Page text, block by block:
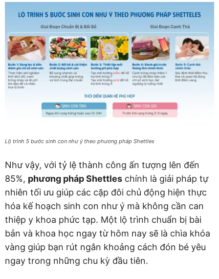
Lộ trình 5 bước sinh con như ý theo phương pháp Shettles
Như vậy, với tỷ lệ thành công ấn tượng lên đến
85%, phương pháp Shettles chính là giải pháp tự
nhiên tối ưu giúp các cặp đôi chủ động hiện thực
hóa kế hoạch sinh con như ý mà không cần can
thiệp y khoa phức tạp. Một lộ trình chuẩn bị bài
bản và khoa học ngay từ hôm nay sẽ là chìa khóa
vàng giúp bạn rút ngắn khoảng cách đón bé yêu
ngay trong những chu kỳ đầu tiên.